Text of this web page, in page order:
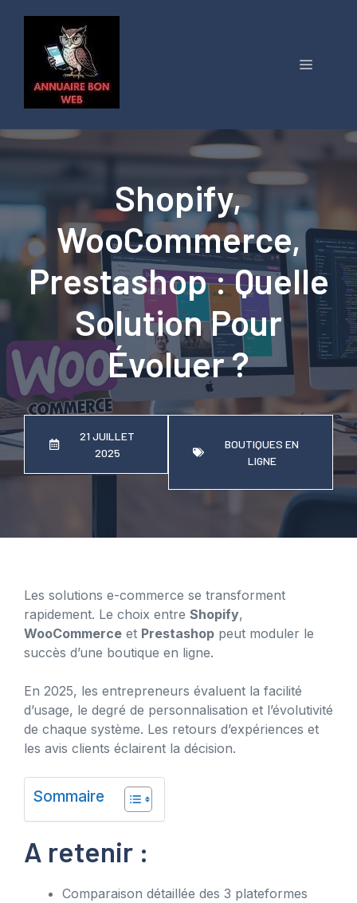
contenu
Menu
Shopify,
WooCommerce,
Prestashop : Quelle
Solution Pour
Évoluer ?
21 JUILLET
2025
BOUTIQUES EN
LIGNE
Les solutions e-commerce se transforment
rapidement. Le choix entre Shopify,
WooCommerce et Prestashop peut moduler le
succès d’une boutique en ligne.
En 2025, les entrepreneurs évaluent la facilité
d’usage, le degré de personnalisation et l’évolutivité
de chaque système. Les retours d’expériences et
les avis clients éclairent la décision.
Sommaire
A retenir :
Comparaison détaillée des 3 plateformes